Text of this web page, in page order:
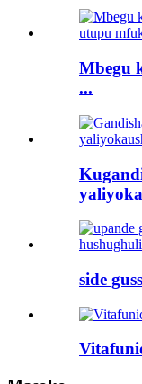
Mbegu
...
side